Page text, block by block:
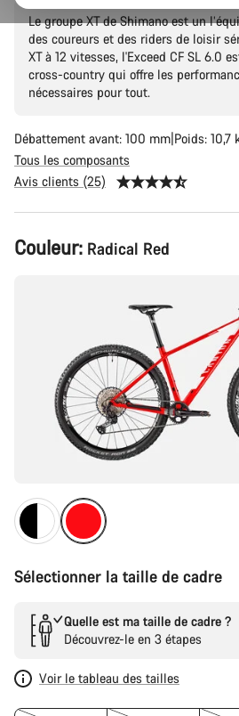
Le groupe XT de Shimano est un
des coureurs et des riders de loisir
XT à 12 vitesses, l'Exceed CF SL 6.0
cross-country qui offre les
nécessaires pour tout.
Débattement avant: 100 mm Poids: 10,7
Tous les composants
Avis clients (25)
Configuration
du
Couleur: Radical Red
Sélectionner la taille de cadre
Quelle est ma taille de cadre ?
Découvrez-le en 3 étapes
Voir le tableau des tailles